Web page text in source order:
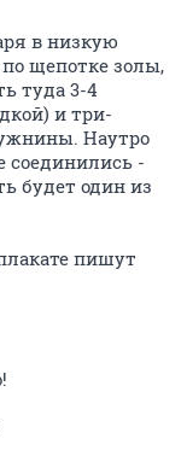
в низкую
щепотке золы,
туда 3-4
и три-
Наутро
соединились -
будет один из
пишут